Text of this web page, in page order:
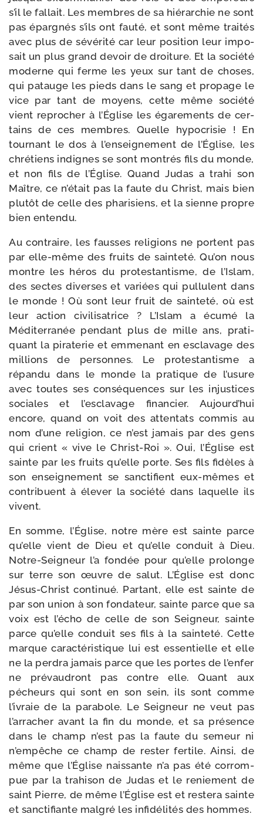
s’il le fal­lait. Les membres de sa hié­rar­chie ne sont
pas épar­gnés s’ils ont fau­té, et sont même trai­tés
avec plus de sévé­ri­té car leur posi­tion leur impo­
sait un plus grand devoir de droi­ture. Et la socié­té
moderne qui ferme les yeux sur tant de choses,
qui patauge les pieds dans le sang et pro­page le
vice par tant de moyens, cette même socié­té
vient repro­cher à l’Église les éga­re­ments de cer­
tains de ces membres. Quelle hypo­cri­sie ! En
tour­nant le dos à l’enseignement de l’Église, les
chré­tiens indignes se sont mon­trés fils du monde,
et non fils de l’Église. Quand Judas a tra­hi son
Maître, ce n’était pas la faute du Christ, mais bien
plu­tôt de celle des pha­ri­siens, et la sienne propre
bien entendu.
Au contraire, les fausses reli­gions ne portent pas
par elle-​même des fruits de sain­te­té. Qu’on nous
montre les héros du pro­tes­tan­tisme, de l’Islam,
des sectes diverses et variées qui pul­lulent dans
le monde ! Où sont leur fruit de sain­te­té, où est
leur action civi­li­sa­trice ? L’Islam a écu­mé la
Méditerranée pen­dant plus de mille ans, pra­ti­
quant la pira­te­rie et emme­nant en escla­vage des
mil­lions de per­sonnes. Le pro­tes­tan­tisme a
répan­du dans le monde la pra­tique de l’usure
avec toutes ses consé­quences sur les injus­tices
sociales et l’esclavage finan­cier. Aujourd’hui
encore, quand on voit des atten­tats com­mis au
nom d’une reli­gion, ce n’est jamais par des gens
qui crient « vive le Christ-​Roi ». Oui, l’Église est
sainte par les fruits qu’elle porte. Ses fils fidèles à
son ensei­gne­ment se sanc­ti­fient eux-​mêmes et
contri­buent à éle­ver la socié­té dans laquelle ils
vivent.
En somme, l’Église, notre mère est sainte parce
qu’elle vient de Dieu et qu’elle conduit à Dieu.
Notre-​Seigneur l’a fon­dée pour qu’elle pro­longe
sur terre son œuvre de salut. L’Église est donc
Jésus-​Christ conti­nué. Partant, elle est sainte de
par son union à son fon­da­teur, sainte parce que sa
voix est l’écho de celle de son Seigneur, sainte
parce qu’elle conduit ses fils à la sain­te­té. Cette
marque carac­té­ris­tique lui est essen­tielle et elle
ne la per­dra jamais parce que les portes de l’enfer
ne pré­vau­dront pas contre elle. Quant aux
pécheurs qui sont en son sein, ils sont comme
l’ivraie de la para­bole. Le Seigneur ne veut pas
l’arracher avant la fin du monde, et sa pré­sence
dans le champ n’est pas la faute du semeur ni
n’empêche ce champ de res­ter fer­tile. Ainsi, de
même que l’Église nais­sante n’a pas été cor­rom­
pue par la tra­hi­son de Judas et le renie­ment de
saint Pierre, de même l’Église est et res­te­ra sainte
et sanc­ti­fiante mal­gré les infi­dé­li­tés des hommes.